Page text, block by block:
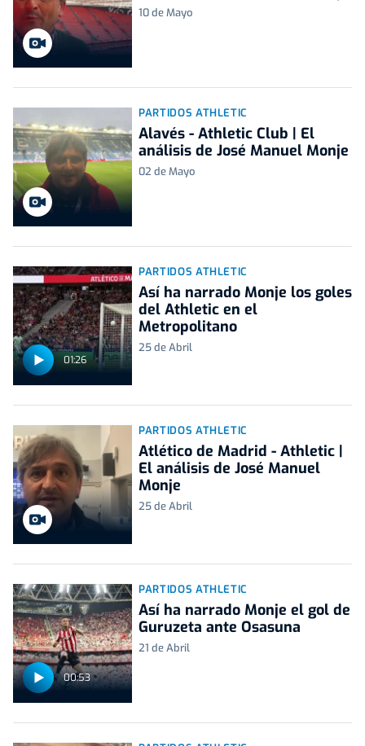
10 de Mayo
PARTIDOS ATHLETIC
Alavés - Athletic Club | El
análisis de José Manuel Monje
02 de Mayo
01:26
PARTIDOS ATHLETIC
Así ha narrado Monje los goles
del Athletic en el
Metropolitano
25 de Abril
PARTIDOS ATHLETIC
Atlético de Madrid - Athletic |
El análisis de José Manuel
Monje
25 de Abril
00:53
PARTIDOS ATHLETIC
Así ha narrado Monje el gol de
Guruzeta ante Osasuna
21 de Abril